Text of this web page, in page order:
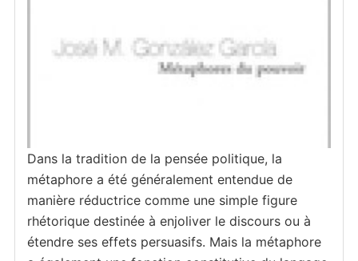
Dans la tradition de la pensée politique, la
métaphore a été généralement entendue de
manière réductrice comme une simple figure
rhétorique destinée à enjoliver le discours ou à
étendre ses effets persuasifs. Mais la métaphore